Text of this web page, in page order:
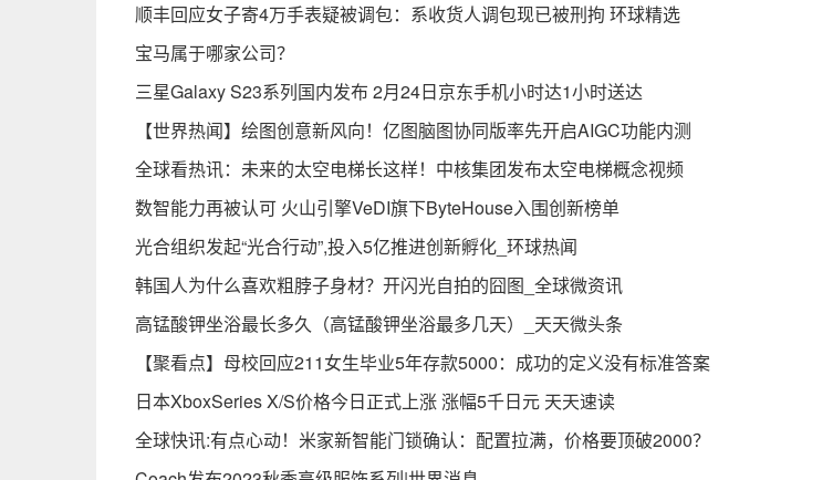
顺丰回应女子寄4万手表疑被调包：系收货人调包现已被刑拘 环球精选
宝马属于哪家公司？
三星Galaxy S23系列国内发布 2月24日京东手机小时达1小时送达
【世界热闻】绘图创意新风向！亿图脑图协同版率先开启AIGC功能内测
全球看热讯：未来的太空电梯长这样！中核集团发布太空电梯概念视频
数智能力再被认可 火山引擎VeDI旗下ByteHouse入围创新榜单
光合组织发起“光合行动”,投入5亿推进创新孵化_环球热闻
韩国人为什么喜欢粗脖子身材？开闪光自拍的囧图_全球微资讯
高锰酸钾坐浴最长多久（高锰酸钾坐浴最多几天）_天天微头条
【聚看点】母校回应211女生毕业5年存款5000：成功的定义没有标准答案
日本XboxSeries X/S价格今日正式上涨 涨幅5千日元 天天速读
全球快讯:有点心动！米家新智能门锁确认：配置拉满，价格要顶破2000？